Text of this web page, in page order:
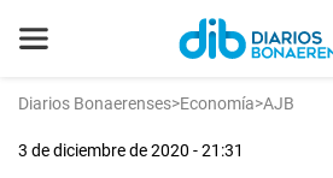
Diarios Bonaerenses>Economía>AJB
3 de diciembre de 2020 - 21:31